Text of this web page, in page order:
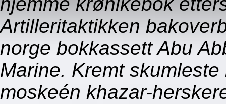
Artilleritaktikken
norge bokkassett Abu
Marine. Kremt
moskeén khazar-